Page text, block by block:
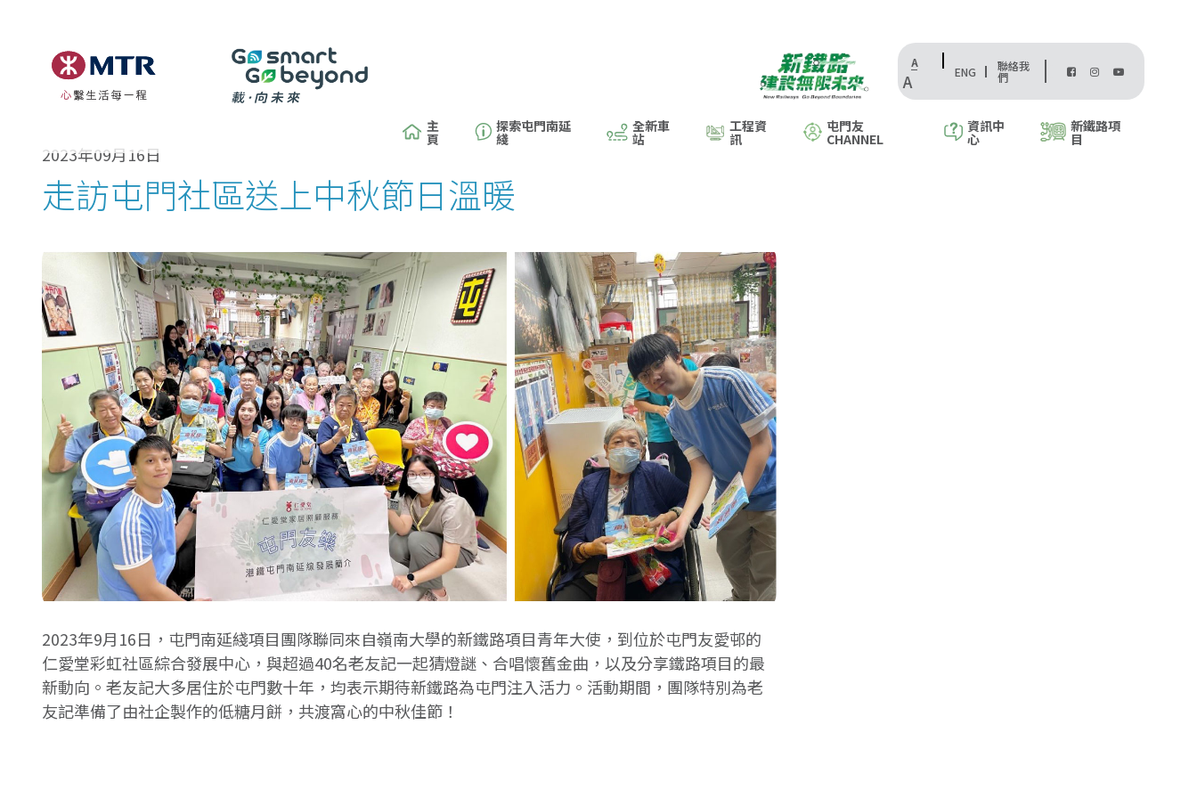
主
頁
探索屯門南延
綫
全新車
站
工程資
訊
屯門友
CHANNEL
資訊中
心
新鐵路項
目
A
A ENG 聯絡我
們
2023年09月16日
走訪屯門社區送上中秋節日溫暖
2023年9月16日，屯門南延綫項目團隊聯同來自嶺南大學的新鐵路項目青年大使，到位於屯門友愛邨的
仁愛堂彩虹社區綜合發展中心，與超過40名老友記一起猜燈謎、合唱懷舊金曲，以及分享鐵路項目的最
新動向。老友記大多居住於屯門數十年，均表示期待新鐵路為屯門注入活力。活動期間，團隊特別為老
友記準備了由社企製作的低糖月餅，共渡窩心的中秋佳節！